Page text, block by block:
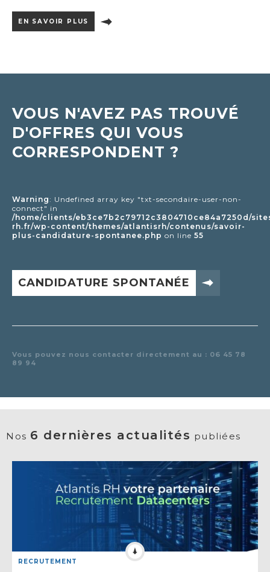
EN SAVOIR PLUS
VOUS N'AVEZ PAS TROUVÉ
D'OFFRES QUI VOUS
CORRESPONDENT ?
Warning: Undefined array key "txt-secondaire-user-non-
connect" in
/home/clients/eb3ce7b2c79712c3804710ce84a7250d/
rh.fr/wp-content/themes/atlantisrh/contenus/savoir-
plus-candidature-spontanee.php on line 55
CANDIDATURE SPONTANÉE
Vous pouvez nous contacter directement au : 06 45 78
89 94
Nos 6 dernières actualités publiées
RECRUTEMENT